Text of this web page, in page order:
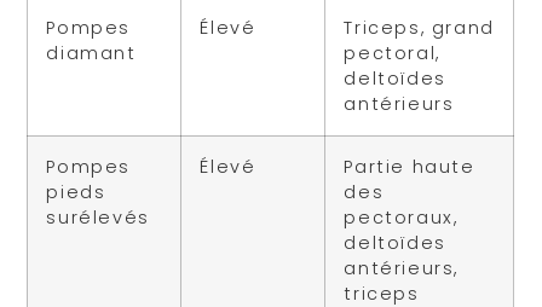
Pompes
diamant
Élevé
Triceps, grand
pectoral,
deltoïdes
antérieurs
Pompes
pieds
surélevés
Élevé
Partie haute
des
pectoraux,
deltoïdes
antérieurs,
triceps